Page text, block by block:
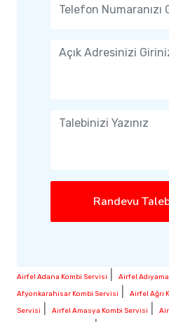
Randevu
Airfel Adana Kombi Servisi Airfel
Afyonkarahisar Kombi Servisi
Airfel Ağrı
Servisi
Airfel Amasya Kombi Servisi